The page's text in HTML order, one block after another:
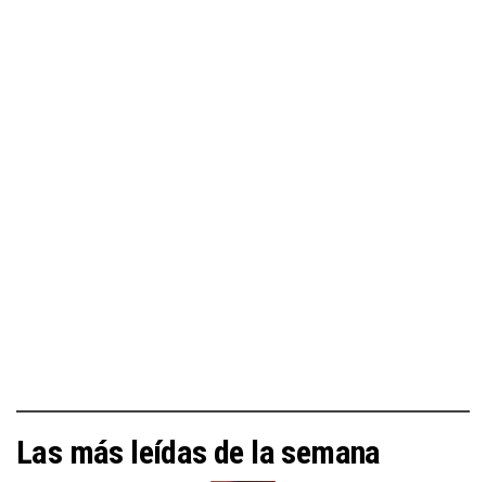
Las más leídas de la semana